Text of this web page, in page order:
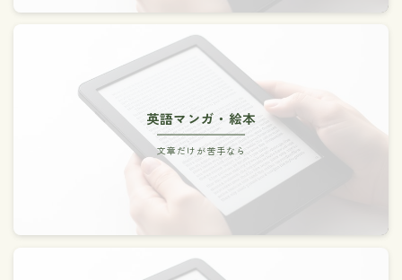
文章だけが苦手なら
英語マンガ・絵本